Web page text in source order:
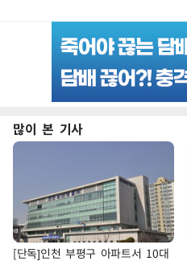
많이 본 기사
[단독]인천 부평구 아파트서 10대